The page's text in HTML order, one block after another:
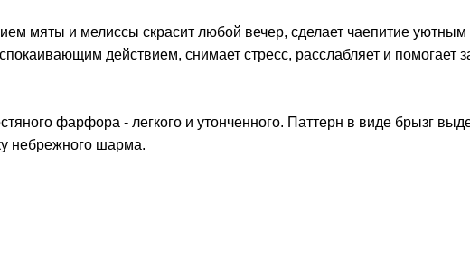
мяты и мелиссы скрасит любой вечер, сделает чаепитие уютным
действием, снимает стресс, расслабляет и помогает
фарфора - легкого и утонченного. Паттерн в виде брызг
небрежного шарма.